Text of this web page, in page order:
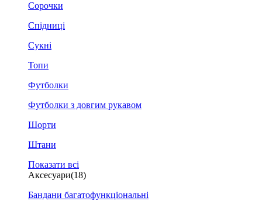
Сорочки
Спідниці
Сукні
Топи
Футболки
Футболки з довгим рукавом
Шорти
Штани
Показати всі
Аксесуари(18)
Бандани багатофункціональні